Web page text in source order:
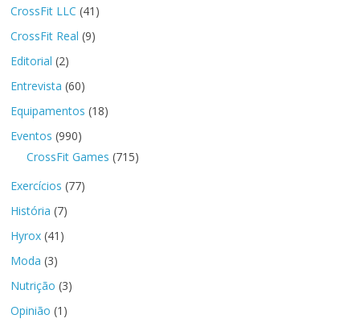
CrossFit LLC (41)
CrossFit Real (9)
Editorial (2)
Entrevista (60)
Equipamentos (18)
Eventos (990)
CrossFit Games (715)
Exercícios (77)
História (7)
Hyrox (41)
Moda (3)
Nutrição (3)
Opinião (1)